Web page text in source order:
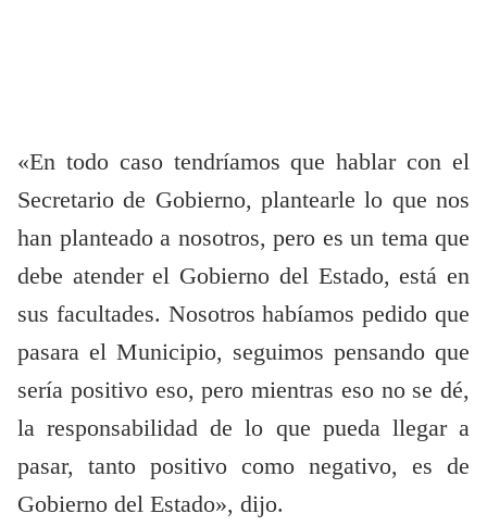
«En todo caso tendríamos que hablar con el
Secretario de Gobierno, plantearle lo que nos
han planteado a nosotros, pero es un tema que
debe atender el Gobierno del Estado, está en
sus facultades. Nosotros habíamos pedido que
pasara el Municipio, seguimos pensando que
sería positivo eso, pero mientras eso no se dé,
la responsabilidad de lo que pueda llegar a
pasar, tanto positivo como negativo, es de
Gobierno del Estado», dijo.